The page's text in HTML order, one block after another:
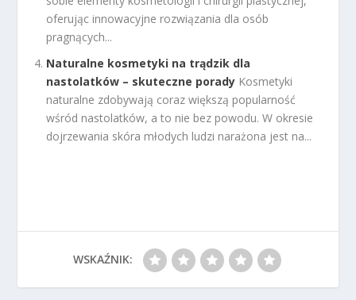
oferując innowacyjne rozwiązania dla osób
pragnących...
Naturalne kosmetyki na trądzik dla
nastolatków – skuteczne porady Kosmetyki
naturalne zdobywają coraz większą popularność
wśród nastolatków, a to nie bez powodu. W okresie
dojrzewania skóra młodych ludzi narażona jest na...
WSKAŹNIK: